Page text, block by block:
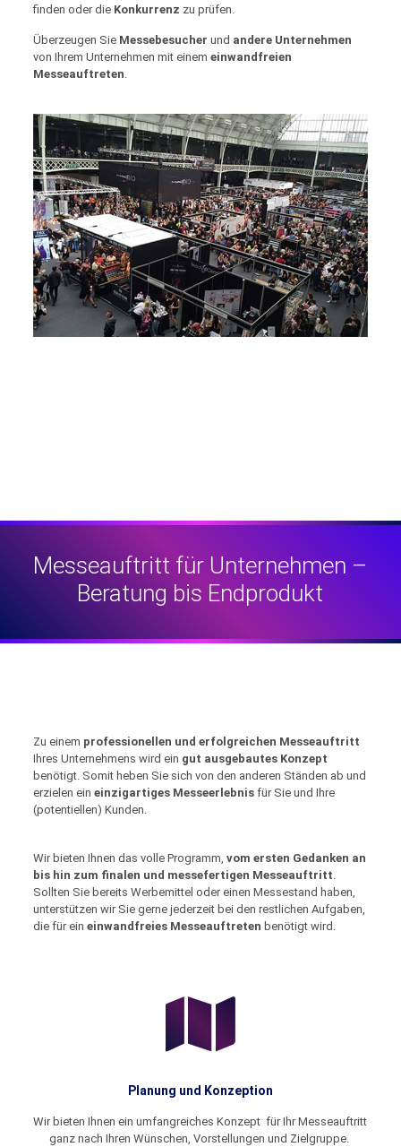
finden oder die Konkurrenz zu prüfen.
Überzeugen Sie Messebesucher und andere Unternehmen
von Ihrem Unternehmen mit einem einwandfreien
Messeauftreten.
Messeauftritt für Unternehmen –
Beratung bis Endprodukt
Zu einem professionellen und erfolgreichen Messeauftritt
Ihres Unternehmens wird ein gut ausgebautes Konzept
benötigt. Somit heben Sie sich von den anderen Ständen ab und
erzielen ein einzigartiges Messeerlebnisfür Sie und Ihre
(potentiellen) Kunden.
Wir bieten Ihnen das volle Programm, vom ersten Gedanken an
bis hin zum finalen und messefertigen Messeauftritt.
Sollten Sie bereits Werbemittel oder einen Messestand haben,
unterstützen wir Sie gerne jederzeit bei den restlichen Aufgaben,
die für ein einwandfreies Messeauftreten benötigt wird.
Planung und Konzeption
Wir bieten Ihnen ein umfangreiches Konzept für Ihr Messeauftritt
ganz nach Ihren Wünschen, Vorstellungen und Zielgruppe.